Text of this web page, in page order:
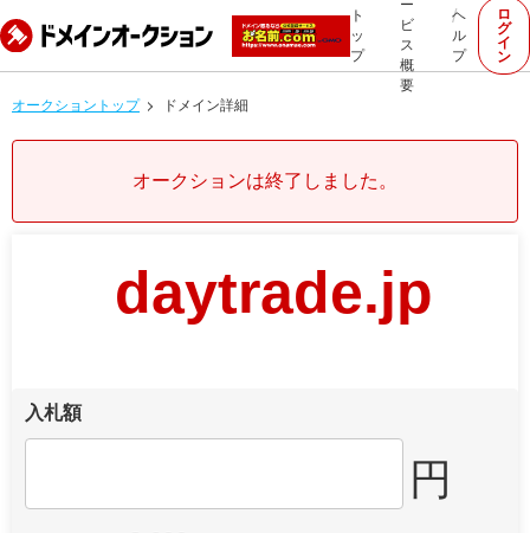
ト
ッ
プ
ー
ビ
ス
概
要
ヘ
ル
プ
ロ
グ
イ
ン
オークショントップ ドメイン詳細
オークションは終了しました。
daytrade.jp
入札額
円